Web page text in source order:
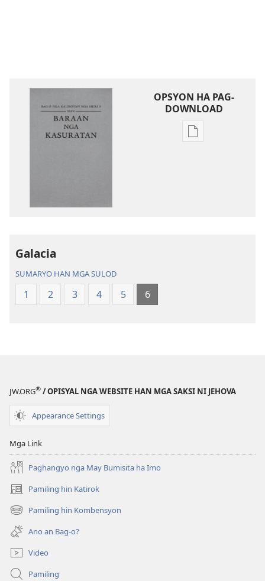
OPSYON HA PAG-
DOWNLOAD
Opsyon
Kasuratan
Galacia
SUMARYO HAN MGA SULOD
1 2 3 4 5 6
JW.ORG® / OPISYAL NGA WEBSITE HAN MGA SAKSI NI JEHOVA
Appearance Settings
Mga Link
Paghangyo nga May Bumisita ha Imo
Pamiling hin Katirok
(opens
new
window)
Pamiling hin Kombensyon
(opens
new
window)
Ano an Bag-o?
Video
Pamiling